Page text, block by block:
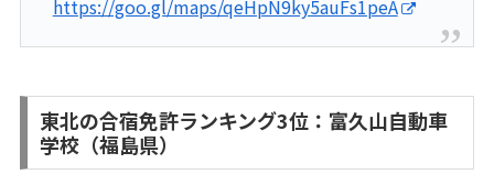
https://goo.gl/maps/qeHpN9ky5auFs1peA
東北の合宿免許ランキング3位：富久山自動車
学校（福島県）